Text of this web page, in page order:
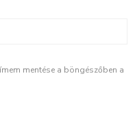
mentése a böngészőben a